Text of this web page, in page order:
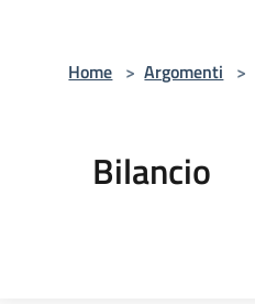
Home > Argomenti >
Bilancio